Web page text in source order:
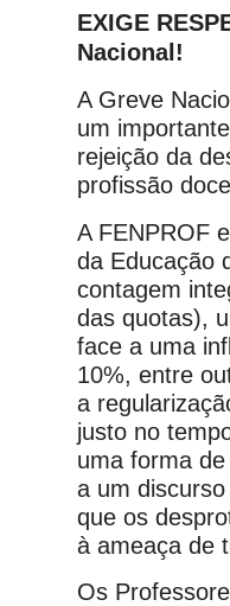
EXIGE
Nacional!
A Greve
um
rejeição da
profissão
A FENPROF
da Educação
contagem
das quotas),
face a uma
10%, entre
a
justo no
uma forma
a um
que os
à ameaça de
Os